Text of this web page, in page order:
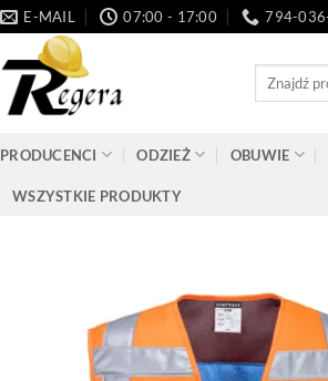
E-MAIL 07:00 - 17:00 794-
Szukaj:
PRODUCENCI ODZIEŻ OBUWIE
WSZYSTKIE PRODUKTY